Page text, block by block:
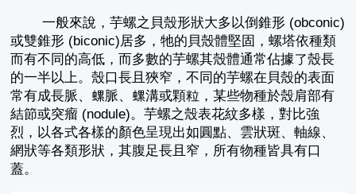
一般來說，芋螺之貝殼形狀大多以倒錐形 (obconic)
或雙錐形 (biconic)居多，牠的貝殼體堅固，螺塔依種類
而有不同的高低，而多數的芋螺其殼體通常佔據了殼長
的一半以上。殼口長且狹窄，不同的芋螺在貝殼的表面
常有成長脈、螺脈、螺溝或顆粒，某些物種於殼肩部有
結節或突瘤 (nodule)。芋螺之殼表花紋多樣，對比強
烈，以各式各樣的顏色呈現出如圓點、雲狀斑、軸線、
網狀等各類形狀，其腹足長且窄，所有物種皆具有口
蓋。